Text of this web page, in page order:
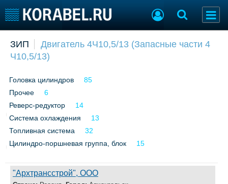
Судостроение
Новости
Компании
Репутация
Работа
Крюинг
Журнал
Материалы
ЗИП
Двигатель 4Ч10,5/13 (Запасные части 4
Ч10,5/13)
Головка цилиндров
85
Прочее
6
Реверс-редуктор
14
Система охлаждения
13
Топливная система
32
Цилиндро-поршневая группа, блок
15
"Архтрансстрой", ООО